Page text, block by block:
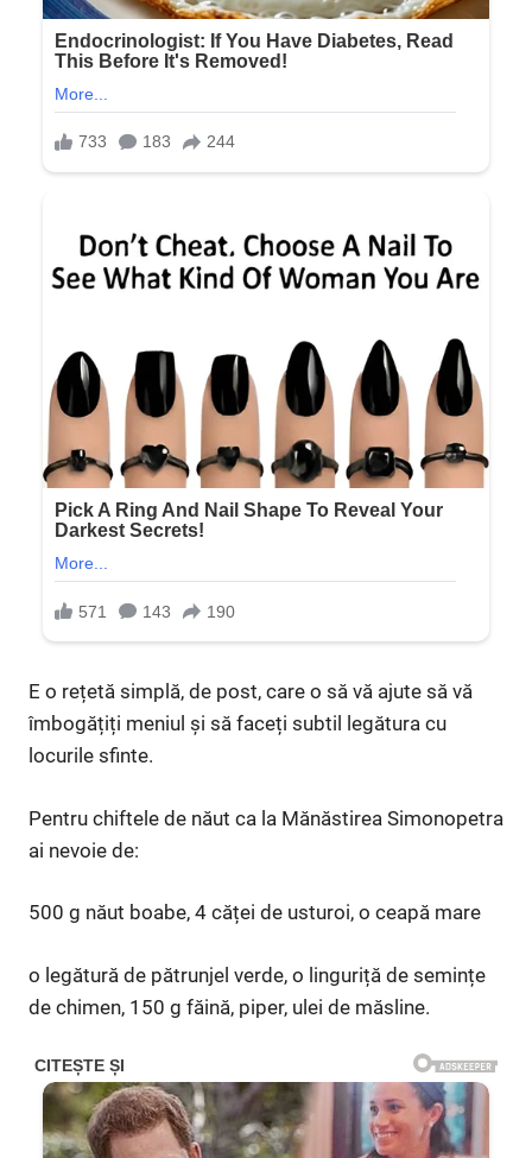
E o rețetă simplă, de post, care o să vă ajute să vă
îmbogățiți meniul și să faceți subtil legătura cu
locurile sfinte.
Pentru chiftele de năut ca la Mănăstirea Simonopetra
ai nevoie de:
500 g năut boabe, 4 căței de usturoi, o ceapă mare
o legătură de pătrunjel verde, o linguriță de semințe
de chimen, 150 g făină, piper, ulei de măsline.